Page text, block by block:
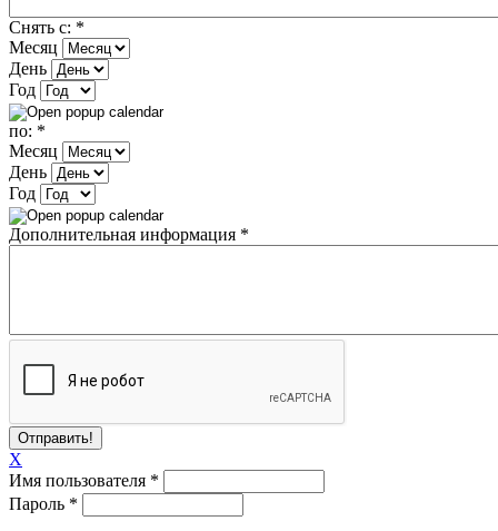
Снять с: *
Месяц
День
Год
по: *
Месяц
День
Год
Дополнительная информация *
X
Имя пользователя *
Пароль *